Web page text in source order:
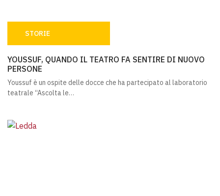
STORIE
YOUSSUF, QUANDO IL TEATRO FA SENTIRE DI NUOVO
PERSONE
Youssuf è un ospite delle docce che ha partecipato al laboratorio
teatrale “Ascolta le…